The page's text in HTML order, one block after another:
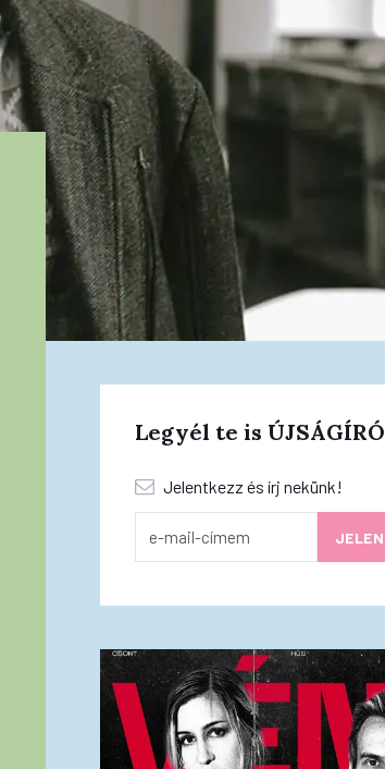
Legyél te is ÚJSÁGÍRÓ
Jelentkezz és írj nekünk!